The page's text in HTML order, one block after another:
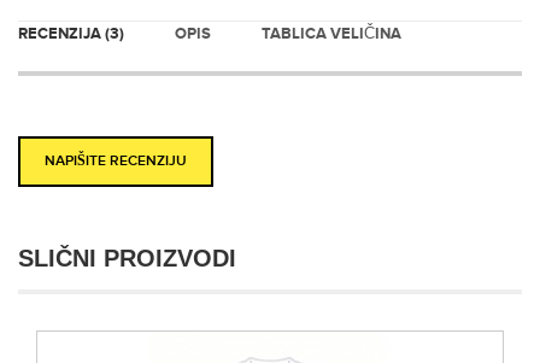
RECENZIJA (3) OPIS TABLICA VELIČINA
NAPIŠITE RECENZIJU
SLIČNI PROIZVODI